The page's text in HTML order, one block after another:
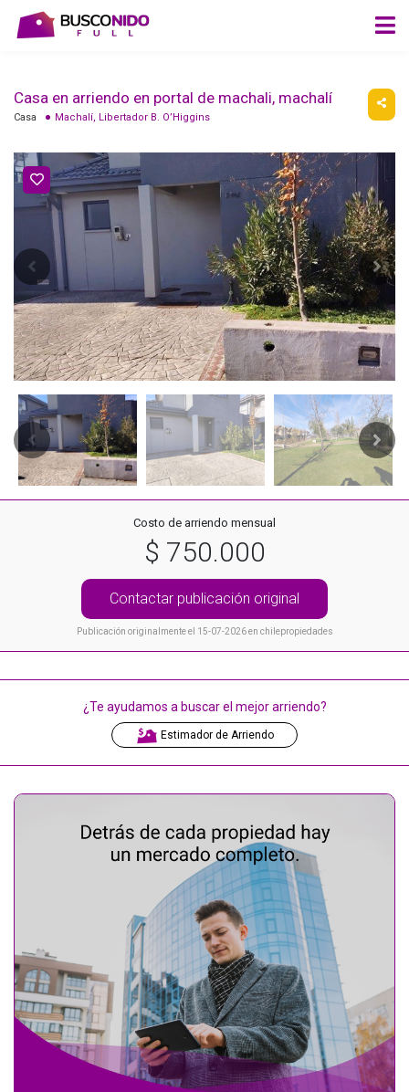
Casa en arriendo en portal de machali, machalí
Casa Machalí, Libertador B. O’Higgins
Costo de arriendo mensual
$ 750.000
Contactar publicación original
Publicación originalmente el 15-07-2026 en chilepropiedades
¿Te ayudamos a buscar el mejor arriendo?
Estimador de Arriendo